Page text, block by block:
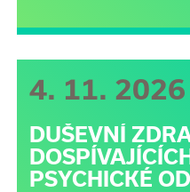
4. 11. 2026
DUŠEVNÍ
PSYCHICKÉ